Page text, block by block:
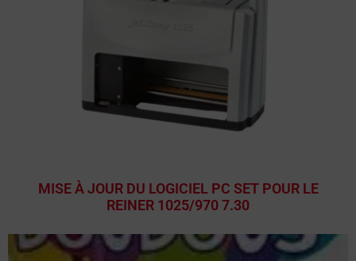
MISE À JOUR DU LOGICIEL PC SET POUR LE
REINER 1025/970 7.30